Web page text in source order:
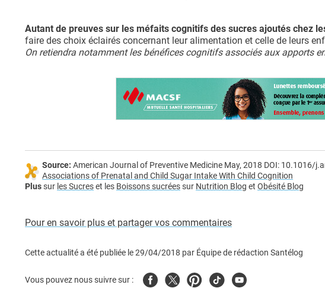
Autant de preuves sur les méfaits cognitifs des sucres ajoutés chez
faire des choix éclairés concernant leur alimentation et celle de leurs
On retiendra notamment les bénéfices cognitifs associés aux apports
Source: American Journal of Preventive Medicine May, 2018 DOI: 10.1016/
Associations of Prenatal and Child Sugar Intake With Child Cognition
Plussur les Sucreset les Boissons sucréessur Nutrition Blog et Obésité Blog
Pour en savoir plus et partager vos commentaires
Cette actualité a été publiée le29/04/2018 par Équipe de rédaction Santélog
Vous pouvez nous suivre sur : FacebookTwitterPinterest
TiktokYoutube